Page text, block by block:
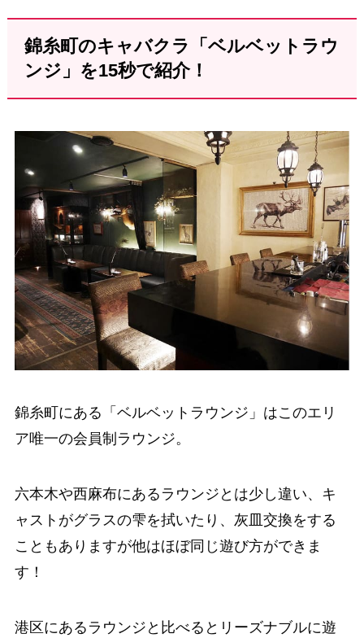
錦糸町のキャバクラ「ベルベットラウ
ンジ」を15秒で紹介！
錦糸町にある「ベルベットラウンジ」はこのエリ
ア唯一の会員制ラウンジ。
六本木や西麻布にあるラウンジとは少し違い、キ
ャストがグラスの雫を拭いたり、灰皿交換をする
こともありますが他はほぼ同じ遊び方ができま
す！
港区にあるラウンジと比べるとリーズナブルに遊